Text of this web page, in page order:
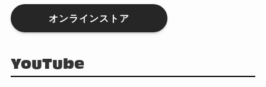
オンラインストア
YouTube